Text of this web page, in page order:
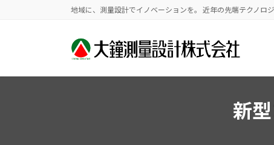
へ
ョ
地域に、測量設計でイノベーションを。 近年の先端テクノロ
新